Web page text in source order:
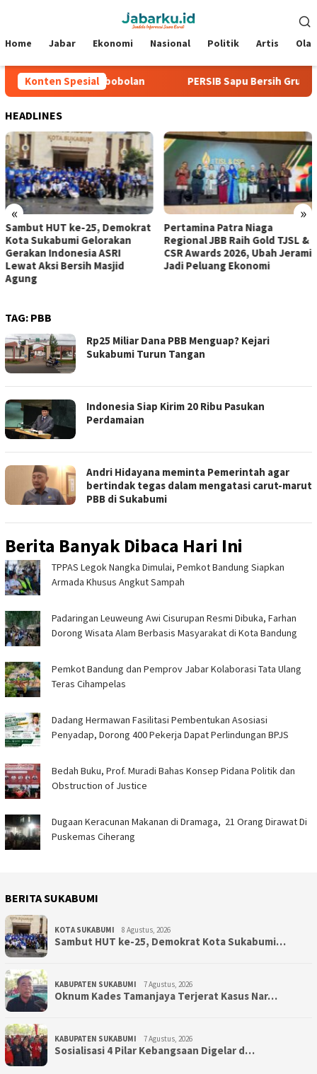
Mobile
Home Jabar Ekonomi Nasional Politik Artis
Konten Spesial
Laga Tanpa Kebobolan PERSIB Sapu Bersih Grup
HEADLINES
« »
Sambut HUT ke-25, Demokrat
Kota Sukabumi Gelorakan
Gerakan Indonesia ASRI
Lewat Aksi Bersih Masjid
Agung
Pertamina Patra Niaga
Regional JBB Raih Gold TJSL &
CSR Awards 2026, Ubah Jerami
Jadi Peluang Ekonomi
TAG: PBB
Rp25 Miliar Dana PBB Menguap? Kejari
Sukabumi Turun Tangan
Indonesia Siap Kirim 20 Ribu Pasukan
Perdamaian
Andri Hidayana meminta Pemerintah agar
bertindak tegas dalam mengatasi carut-marut
PBB di Sukabumi
Berita Banyak Dibaca Hari Ini
TPPAS Legok Nangka Dimulai, Pemkot Bandung Siapkan
Armada Khusus Angkut Sampah
Padaringan Leuweung Awi Cisurupan Resmi Dibuka, Farhan
Dorong Wisata Alam Berbasis Masyarakat di Kota Bandung
Pemkot Bandung dan Pemprov Jabar Kolaborasi Tata Ulang
Teras Cihampelas
Dadang Hermawan Fasilitasi Pembentukan Asosiasi
Penyadap, Dorong 400 Pekerja Dapat Perlindungan BPJS
Bedah Buku, Prof. Muradi Bahas Konsep Pidana Politik dan
Obstruction of Justice
‎Dugaan Keracunan Makanan di Dramaga, 21 Orang Dirawat Di
Puskemas Ciherang ‎
BERITA SUKABUMI
KOTA SUKABUMI 8 Agustus, 2026
Sambut HUT ke-25, Demokrat Kota Sukabumi…
KABUPATEN SUKABUMI 7 Agustus, 2026
Oknum Kades Tamanjaya Terjerat Kasus Nar…
KABUPATEN SUKABUMI 7 Agustus, 2026
Sosialisasi 4 Pilar Kebangsaan Digelar d…